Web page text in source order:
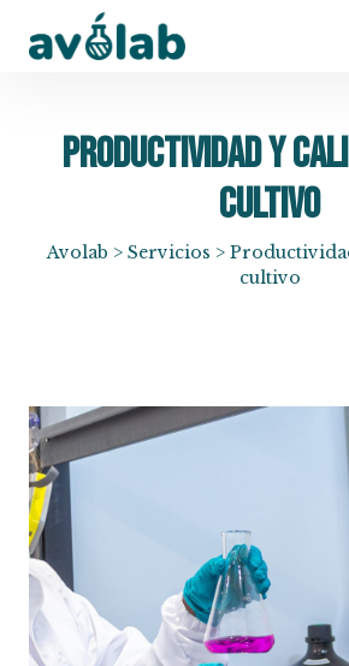
Productividad y
cultivo
Avolab > Servicios >
cultivo